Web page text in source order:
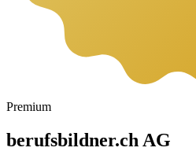
Premium
berufsbildner.ch AG